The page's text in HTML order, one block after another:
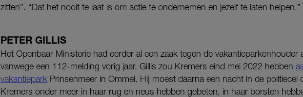
zitten”. “Dat het nooit te laat is om actie te ondernemen en jezelf te laten helpen.”
PETER GILLIS
Het Openbaar Ministerie had eerder al een zaak tegen de vakantieparkenhouder
vanwege een 112-melding vorig jaar. Gillis zou Kremers eind mei 2022 hebben
vakantiepark Prinsenmeer in Ommel. Hij moest daarna een nacht in de politiecel
Kremers onder meer in haar rug en neus hebben gebeten, in haar borsten